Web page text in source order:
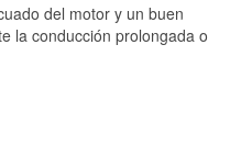
del motor y un buen
la conducción prolongada o